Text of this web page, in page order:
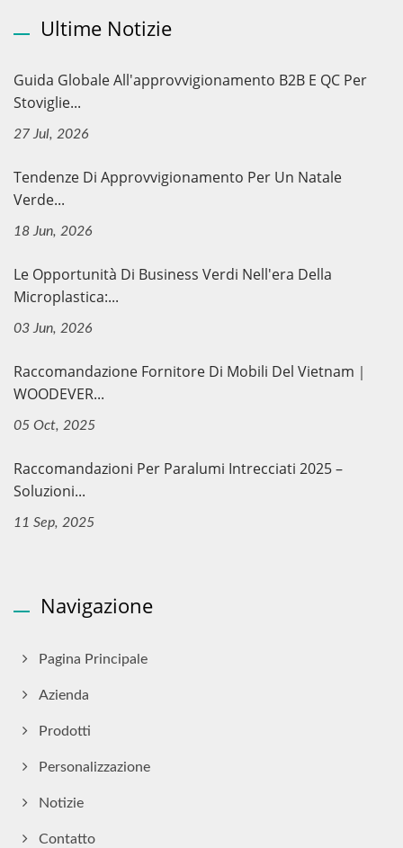
Ultime Notizie
Guida Globale All'approvvigionamento B2B E QC Per
Stoviglie...
27 Jul, 2026
Tendenze Di Approvvigionamento Per Un Natale
Verde...
18 Jun, 2026
Le Opportunità Di Business Verdi Nell'era Della
Microplastica:...
03 Jun, 2026
Raccomandazione Fornitore Di Mobili Del Vietnam｜
WOODEVER...
05 Oct, 2025
Raccomandazioni Per Paralumi Intrecciati 2025 –
Soluzioni...
11 Sep, 2025
Navigazione
Pagina Principale
Azienda
Prodotti
Personalizzazione
Notizie
Contatto